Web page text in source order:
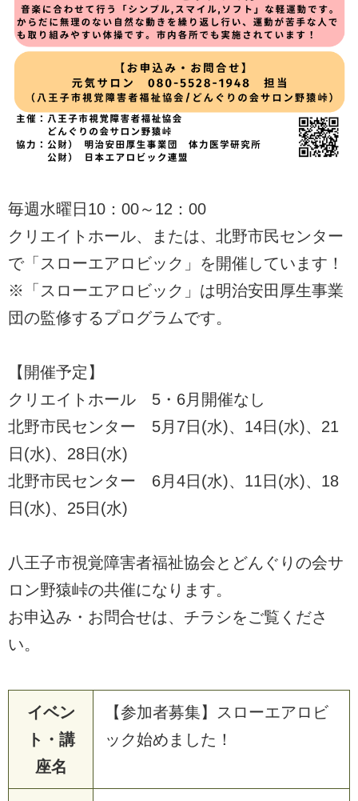
毎週水曜日10：00～12：00
クリエイトホール、または、北野市民センター
で「スローエアロビック」を開催しています！
※「スローエアロビック」は明治安田厚生事業
団の監修するプログラムです。
【開催予定】
クリエイトホール 5・6月開催なし
北野市民センター 5月7日(水)、14日(水)、21
日(水)、28日(水)
北野市民センター 6月4日(水)、11日(水)、18
日(水)、25日(水)
八王子市視覚障害者福祉協会とどんぐりの会サ
ロン野猿峠の共催になります。
お申込み・お問合せは、チラシをご覧くださ
い。
イベン
ト・講
座名
【参加者募集】スローエアロビ
ック始めました！